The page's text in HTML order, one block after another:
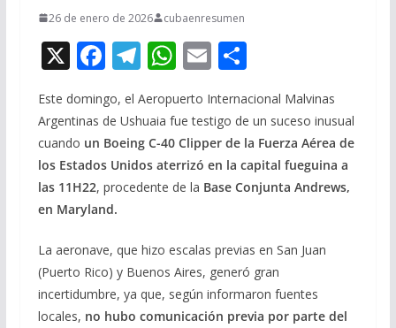
26 de enero de 2026 cubaenresumen
X F
ac
e
b
o
o
k
T
e
gr
a
m
W
at
s
A
p
E
ai
l
C
m
p
ar
ti
Este domingo, el Aeropuerto Internacional Malvinas
Argentinas de Ushuaia fue testigo de un suceso inusual
cuando un Boeing C-40 Clipper de la Fuerza Aérea de
los Estados Unidos aterrizó en la capital fueguina a
las 11H22, procedente de la Base Conjunta Andrews,
en Maryland.
La aeronave, que hizo escalas previas en San Juan
(Puerto Rico) y Buenos Aires, generó gran
incertidumbre, ya que, según informaron fuentes
locales, no hubo comunicación previa por parte del